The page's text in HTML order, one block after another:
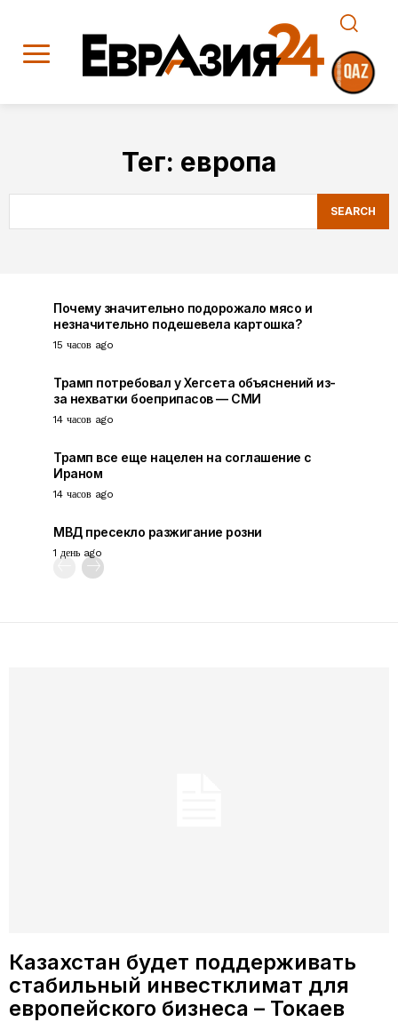
Тег: европа
SEARCH
Почему значительно подорожало мясо и
незначительно подешевела картошка?
15 часов ago
Трамп потребовал у Хегсета объяснений из-
за нехватки боеприпасов — СМИ
14 часов ago
Трамп все еще нацелен на соглашение с
Ираном
14 часов ago
МВД пресекло разжигание розни
1 день ago
Казахстан будет поддерживать
стабильный инвестклимат для
европейского бизнеса – Токаев